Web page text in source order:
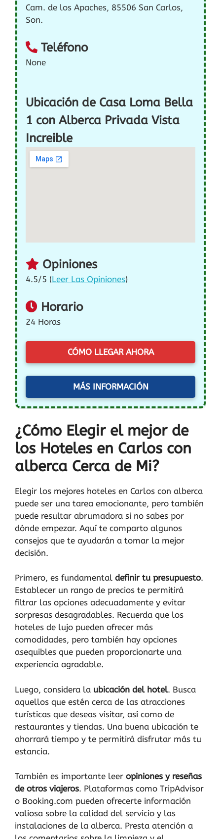
Cam. de los Apaches, 85506 San Carlos,
Son.
Teléfono
None
Ubicación de Casa Loma Bella
1 con Alberca Privada Vista
Increible
Opiniones
4.5/5 (Leer Las Opiniones)
Horario
24 Horas
CÓMO LLEGAR AHORA
MÁS INFORMACIÓN
¿Cómo Elegir el mejor de
los Hoteles en Carlos con
alberca Cerca de Mi?
Elegir los mejores hoteles en Carlos con alberca
puede ser una tarea emocionante, pero también
puede resultar abrumadora si no sabes por
dónde empezar. Aquí te comparto algunos
consejos que te ayudarán a tomar la mejor
decisión.
Primero, es fundamental definir tu presupuesto.
Establecer un rango de precios te permitirá
filtrar las opciones adecuadamente y evitar
sorpresas desagradables. Recuerda que los
hoteles de lujo pueden ofrecer más
comodidades, pero también hay opciones
asequibles que pueden proporcionarte una
experiencia agradable.
Luego, considera la ubicación del hotel. Busca
aquellos que estén cerca de las atracciones
turísticas que deseas visitar, así como de
restaurantes y tiendas. Una buena ubicación te
ahorrará tiempo y te permitirá disfrutar más tu
estancia.
También es importante leer opiniones y reseñas
de otros viajeros. Plataformas como TripAdvisor
o Booking.com pueden ofrecerte información
valiosa sobre la calidad del servicio y las
instalaciones de la alberca. Presta atención a